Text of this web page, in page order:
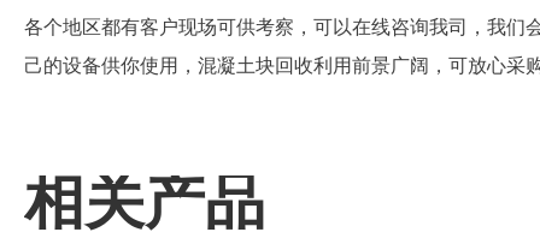
各个地区都有客户现场可供考察，可以在线咨询我司，我们
己的设备供你使用，混凝土块回收利用前景广阔，可放心采
相关产品